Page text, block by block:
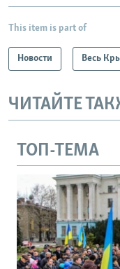
This item is part of
Новости Весь
ЧИТАЙТЕ
ТОП-ТЕМА